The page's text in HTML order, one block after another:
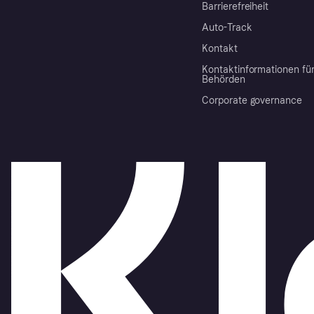
Barrierefreiheit
Auto-Track
Kontakt
Kontaktinformationen für
Behörden
Corporate governance